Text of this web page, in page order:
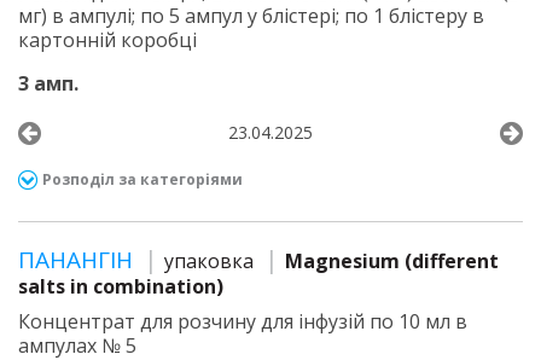
мг) в ампулі; по 5 ампул у блістері; по 1 блістеру в
картонній коробці
3 амп.
23.04.2025
Розподіл за категоріями
ПАНАНГІН упаковка
Magnesium (different
salts in combination)
Концентрат для розчину для інфузій по 10 мл в
ампулах № 5